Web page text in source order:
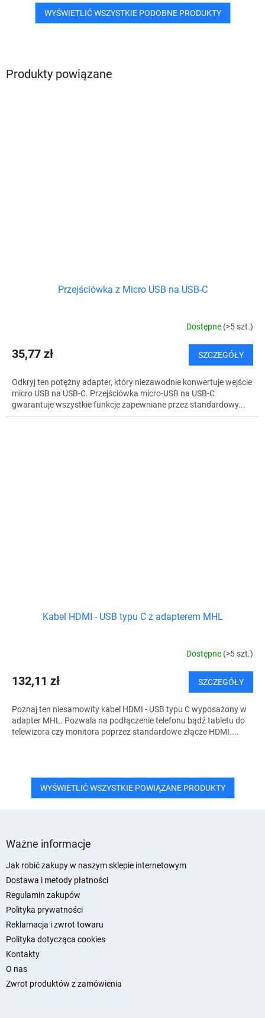
Produkty powiązane
Przejściówka z Micro USB na USB-C
Dostępne (>5 szt.)
35,77 zł SZCZEGÓŁY
Odkryj ten potężny adapter, który niezawodnie konwertuje wejście
micro USB na USB-C. Przejściówka micro-USB na USB-C
gwarantuje wszystkie funkcje zapewniane przez standardowy...
Kabel HDMI - USB typu C z adapterem MHL
Dostępne (>5 szt.)
132,11 zł SZCZEGÓŁY
Poznaj ten niesamowity kabel HDMI - USB typu C wyposażony w
adapter MHL. Pozwala na podłączenie telefonu bądź tabletu do
telewizora czy monitora poprzez standardowe złącze HDMI....
WYŚWIETLIĆ WSZYSTKIE POWIĄZANE PRODUKTY
WYŚWIETLIĆ WSZYSTKIE PODOBNE PRODUKTY
Ważne informacje
Jak robić zakupy w naszym sklepie internetowym
Dostawa i metody płatności
Regulamin zakupów
Polityka prywatności
Reklamacja i zwrot towaru
Polityka dotycząca cookies
Kontakty
O nas
Zwrot produktów z zamówienia